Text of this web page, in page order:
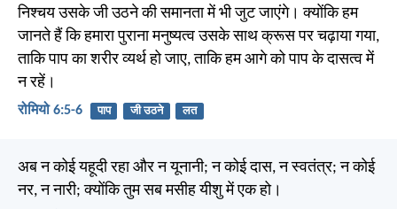
निश्चय उसके जी उठने की समानता में भी जुट जाएंगे। क्योंकि हम
जानते हैं कि हमारा पुराना मनुष्यत्व उसके साथ क्रूस पर चढ़ाया गया,
ताकि पाप का शरीर व्यर्थ हो जाए, ताकि हम आगे को पाप के दासत्व में
न रहें।
रोमियो 6:5-6 पाप जी उठने लत
अब न कोई यहूदी रहा और न यूनानी; न कोई दास, न स्वतंत्र; न कोई
नर, न नारी; क्योंकि तुम सब मसीह यीशु में एक हो।